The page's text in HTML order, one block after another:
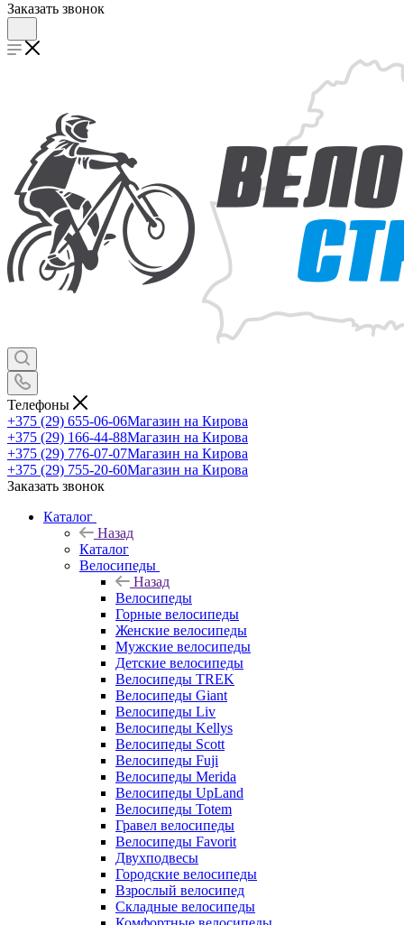
Заказать звонок
Телефоны
+375 (29) 655-06-06Магазин на Кирова
+375 (29) 166-44-88Магазин на Кирова
+375 (29) 776-07-07Магазин на Кирова
+375 (29) 755-20-60Магазин на Кирова
Заказать звонок
Каталог
Назад
Каталог
Велосипеды
Назад
Велосипеды
Горные велосипеды
Женские велосипеды
Мужские велосипеды
Детские велосипеды
Велосипеды TREK
Велосипеды Giant
Велосипеды Liv
Велосипеды Kellys
Велосипеды Scott
Велосипеды Fuji
Велосипеды Merida
Велосипеды UpLand
Велосипеды Totem
Гравел велосипеды
Велосипеды Favorit
Двухподвесы
Городские велосипеды
Взрослый велосипед
Складные велосипеды